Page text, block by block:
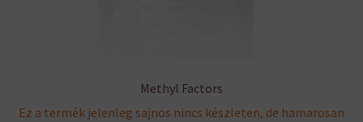
Methyl Factors
Ez a termék jelenleg sajnos nincs készleten, de hamarosan